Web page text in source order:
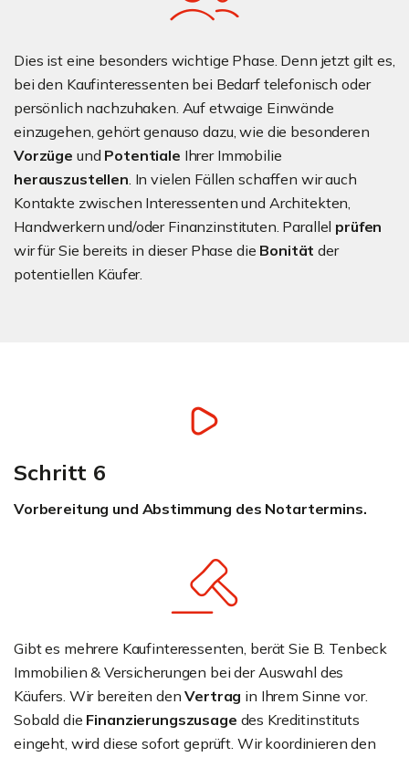
Dies ist eine besonders wichtige Phase. Denn jetzt gilt es,
bei den Kaufinteressenten bei Bedarf telefonisch oder
persönlich nachzuhaken. Auf etwaige Einwände
einzugehen, gehört genauso dazu, wie die besonderen
Vorzüge und Potentiale Ihrer Immobilie
herauszustellen. In vielen Fällen schaffen wir auch
Kontakte zwischen Interessenten und Architekten,
Handwerkern und/oder Finanzinstituten. Parallel prüfen
wir für Sie bereits in dieser Phase die Bonitätder
potentiellen Käufer.
Schritt 6
Vorbereitung und Abstimmung des Notartermins.
Gibt es mehrere Kaufinteressenten, berät Sie B. Tenbeck
Immobilien & Versicherungen bei der Auswahl des
Käufers. Wir bereiten denVertrag in Ihrem Sinne vor.
Sobald die Finanzierungszusage des Kreditinstituts
eingeht, wird diese sofort geprüft. Wir koordinieren den